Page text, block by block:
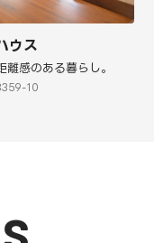
ウス
感のある暮らし。
10